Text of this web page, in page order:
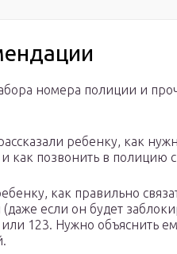
номера полиции и
ребенку, как
как позвонить в полицию
как правильно
если он будет
123. Нужно объяснить